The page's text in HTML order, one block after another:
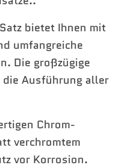
mm
| 2 | 2,5 | 3 mm
bietet Ihnen mit
umfangreiche
Die großzügige
Ausführung aller
Chrom-
verchromtem
vor Korrosion.